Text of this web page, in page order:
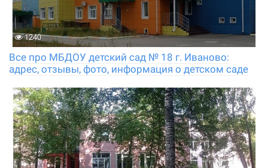
1240
Все про МБДОУ детский сад № 18 г. Иваново:
адрес, отзывы, фото, информация о детском саде